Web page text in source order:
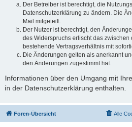
Der Betreiber ist berechtigt, die
Datenschutzerklärung zu ändern. Die
Mail mitgeteilt.
Der Nutzer ist berechtigt, den
des Widerspruchs erlischt das
bestehende Vertragsverhältnis mit
Die Änderungen gelten als anerkannt
den Änderungen zugestimmt hat.
Informationen über den Umgang mit
in der Datenschutzerklärung enthalten.
Foren-Übersicht Alle